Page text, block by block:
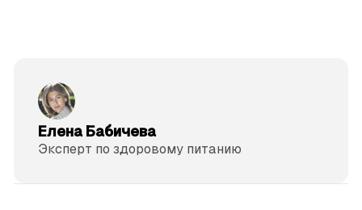
Елена Бабичева
Эксперт по здоровому питанию